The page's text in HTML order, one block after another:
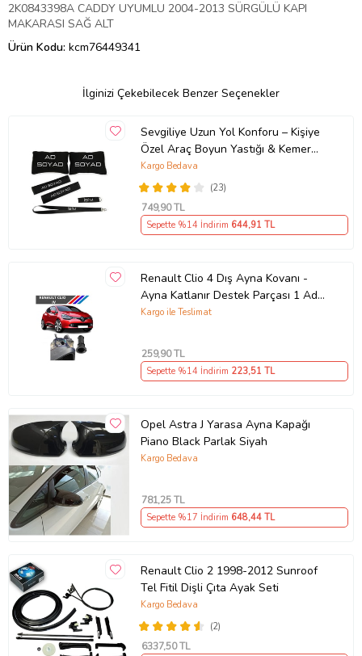
2K0843398A CADDY UYUMLU 2004-2013 SÜRGÜLÜ KAPI
MAKARASI SAĞ ALT
Ürün Kodu: kcm76449341
İlginizi Çekebilecek Benzer Seçenekler
Sevgiliye Uzun Yol Konforu – Kişiye
Özel Araç Boyun Yastığı & Kemer
Pedi Hediye Seti
(23)
Kargo Bedava
749,90 TL
Sepette %14 İndirim 644,91 TL
Renault Clio 4 Dış Ayna Kovanı -
Ayna Katlanır Destek Parçası 1 Adet
490307706 M3625
Kargo ile Teslimat
259,90 TL
Sepette %14 İndirim 223,51 TL
Opel Astra J Yarasa Ayna Kapağı
Piano Black Parlak Siyah
Kargo Bedava
781,25 TL
Sepette %17 İndirim 648,44 TL
Renault Clio 2 1998-2012 Sunroof
Tel Fitil Dişli Çıta Ayak Seti
(2)
Kargo Bedava
6337,50 TL